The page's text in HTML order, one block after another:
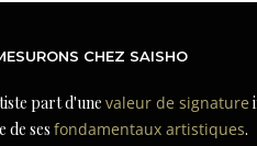
CHEZ SAISHO
part d'unevaleur de signature
de sesfondamentaux artistiques.